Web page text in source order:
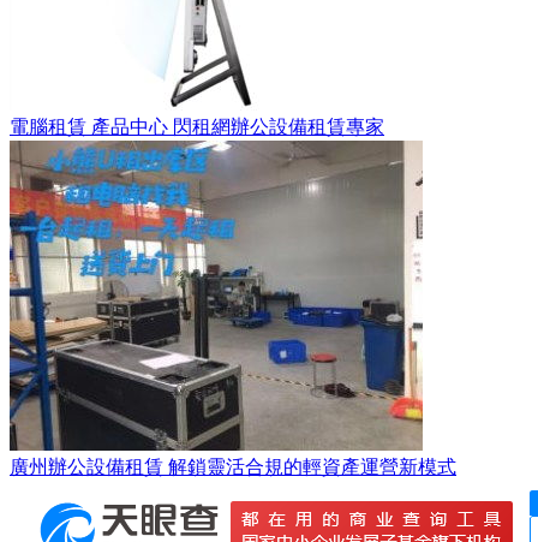
電腦租賃 產品中心 閃租網辦公設備租賃專家
廣州辦公設備租賃 解鎖靈活合規的輕資產運營新模式